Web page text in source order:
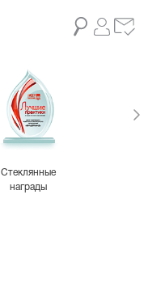
Стеклянные
награды